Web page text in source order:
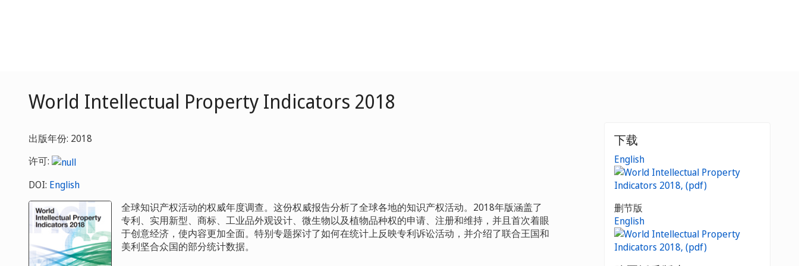
World Intellectual Property Indicators 2018
出版年份: 2018
许可:
DOI: English
全球知识产权活动的权威年度调查。这份权威报告分析了全球各地的知识产权活动。2018年版涵盖了
专利、实用新型、商标、工业品外观设计、微生物以及植物品种权的申请、注册和维持，并且首次着眼
于创意经济，使内容更加全面。特别专题探讨了如何在统计上反映专利诉讼活动，并介绍了联合王国和
美利坚合众国的部分统计数据。
下载
English
删节版
English